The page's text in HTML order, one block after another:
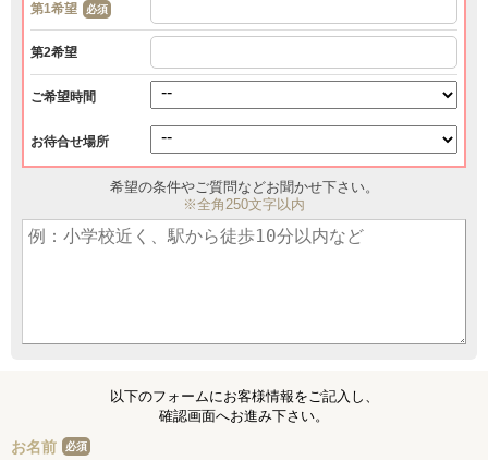
第1希望 必須
第2希望
ご希望時間
お待合せ場所
希望の条件やご質問などお聞かせ下さい。
※全角250文字以内
以下のフォームにお客様情報をご記入し、
確認画面へお進み下さい。
お名前 必須